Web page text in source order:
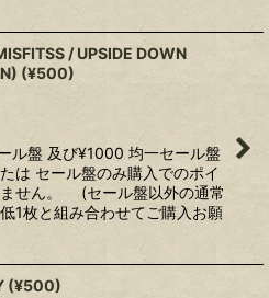
/ UPSIDE DOWN
(¥500)
ル盤 及び¥1000 均一セール盤
は セール盤のみ購入でのポイ
ません。 (セール盤以外の通常
1枚と組み合わせてご購入お願
(¥500)